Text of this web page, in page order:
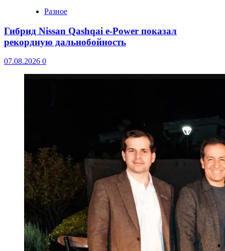
Разное
Гибрид Nissan Qashqai e-Power показал
рекордную дальнобойность
07.08.2026 0